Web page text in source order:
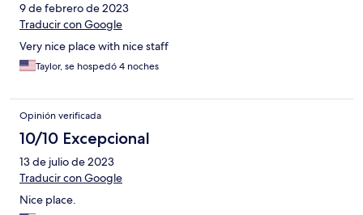
9 de febrero de 2023
Traducir con Google
Very nice place with nice staff
Taylor, se hospedó 4 noches
Opinión verificada
10/10 Excepcional
13 de julio de 2023
Traducir con Google
Nice place.